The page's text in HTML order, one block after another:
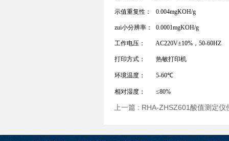
示值重复性： 0.004mgKOH/g
zui小分辨率： 0.0001mgKOH/g
工作电压： AC220V±10%，50-60HZ
打印方式： 热敏打印机
环境温度： 5-60℃
相对湿度： ≤80%
上一篇 : RHA-ZHSZ601酸值测定仪